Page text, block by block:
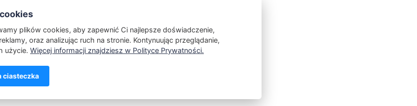
Powered by Publii
plików cookies, aby zapewnić Ci najlepsze doświadczenie,
oraz analizując ruch na stronie. Kontynuując przeglądanie,
użycie. Więcej informacji znajdziesz w Polityce Prywatności.
ciasteczka